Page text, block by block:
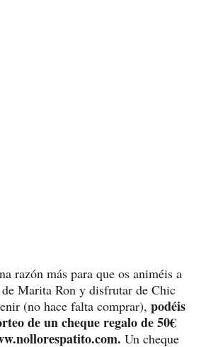
razón más para que os animéis a
Marita Ron y disfrutar de Chic
(no hace falta comprar), podéis
de un cheque regalo de 50€
Un cheque